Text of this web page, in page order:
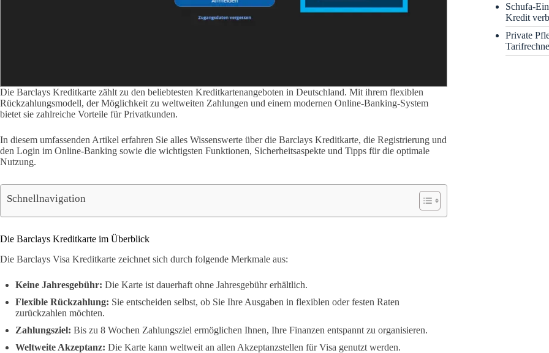
Die Barclays Kreditkarte zählt zu den beliebtesten Kreditkartenangeboten in Deutschland. Mit ihrem flexiblen
Rückzahlungsmodell, der Möglichkeit zu weltweiten Zahlungen und einem modernen Online-Banking-System
bietet sie zahlreiche Vorteile für Privatkunden.
In diesem umfassenden Artikel erfahren Sie alles Wissenswerte über die Barclays Kreditkarte, die Registrierung und
den Login im Online-Banking sowie die wichtigsten Funktionen, Sicherheitsaspekte und Tipps für die optimale
Nutzung.
Schnellnavigation
Die Barclays Kreditkarte im Überblick
Die Barclays Visa Kreditkarte zeichnet sich durch folgende Merkmale aus:
Keine Jahresgebühr: Die Karte ist dauerhaft ohne Jahresgebühr erhältlich.
Flexible Rückzahlung: Sie entscheiden selbst, ob Sie Ihre Ausgaben in flexiblen oder festen Raten
zurückzahlen möchten.
Zahlungsziel: Bis zu 8 Wochen Zahlungsziel ermöglichen Ihnen, Ihre Finanzen entspannt zu organisieren.
Weltweite Akzeptanz: Die Karte kann weltweit an allen Akzeptanzstellen für Visa genutzt werden.
Schufa-
Kredit
Private